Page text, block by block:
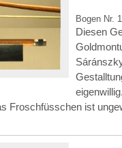
Bogen Nr.
Diesen
Froschfüsschen ist